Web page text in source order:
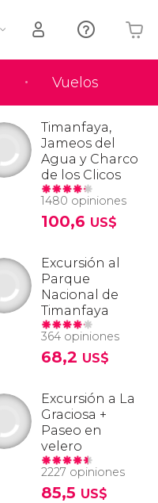
Vuelos
Tu carrito está vacío
Timanfaya,
Jameos del
Agua y Charco
de los Clicos
1480 opiniones
100,6 US$
Excursión al
Parque
Nacional de
Timanfaya
364 opiniones
68,2 US$
Excursión a La
Graciosa +
Paseo en
velero
2227 opiniones
85,5 US$